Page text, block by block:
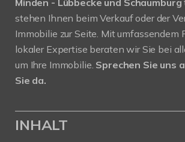
stehen Ihnen beim Verkauf oder der
Immobilie zur Seite. Mit umfassendem
lokaler Expertise beraten wir Sie bei
um Ihre Immobilie. Sprechen Sie uns
Sie da.
INHALT